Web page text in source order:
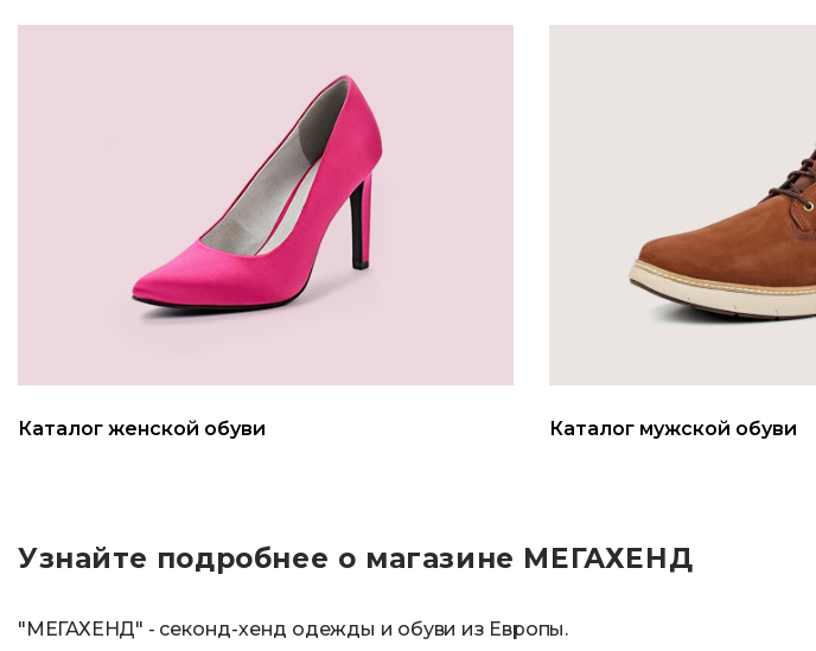
Каталог женской обуви Каталог мужской обуви
Узнайте подробнее о магазине МЕГАХЕНД
"МЕГАХЕНД" - секонд-хенд одежды и обуви из Европы.